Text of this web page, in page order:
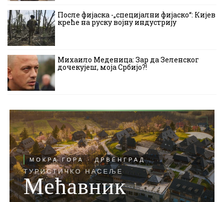
После фијаска -„специјални фијаско“: Кијев
креће на руску војну индустрију
Михаило Меденица: Зар да Зеленског
дочекујеш, моја Србијо?!